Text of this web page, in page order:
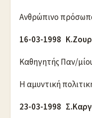
Ανθρώπινο
16-03-1998
Καθηγητής Παν/
Η αμυντική
23-03-1998